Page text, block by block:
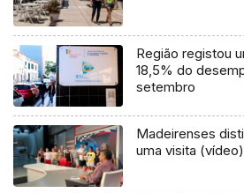
Região registou
18,5% do
setembro
Madeirenses
uma visita (vídeo)